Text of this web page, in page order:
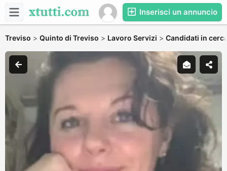
Inserisci un annuncio
Treviso > Quinto di Treviso > Lavoro Servizi > Candidati in